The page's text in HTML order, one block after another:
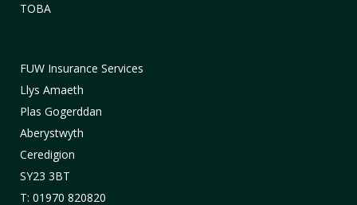
TOBA
FUW Insurance Services
Llys Amaeth
Plas Gogerddan
Aberystwyth
Ceredigion
SY23 3BT
T: 01970 820820